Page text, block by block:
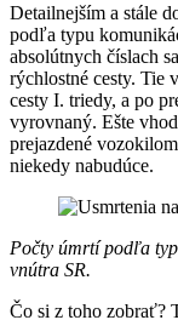
Detailnejším a stále
podľa typu
absolútnych číslach
rýchlostné cesty. Tie
cesty I. triedy, a po
vyrovnaný. Ešte
prejazdené
niekedy nabudúce.
Počty úmrtí podľa
vnútra SR.
Čo si z toho zobrať?